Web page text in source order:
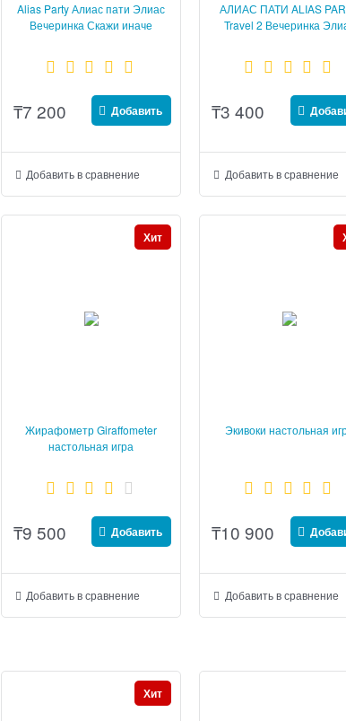
Alias Party Алиас пати Элиас
Вечеринка Скажи иначе
₸7 200 Добавить
Добавить в сравнение
АЛИАС ПАТИ ALIAS
Travel 2 Вечеринка
₸3 400
Добавить в сравнение
Жирафометр Giraffometer
настольная игра
Хит
₸9 500 Добавить
Добавить в сравнение
Экивоки настольная
₸10 900
Добавить в сравнение
Хит